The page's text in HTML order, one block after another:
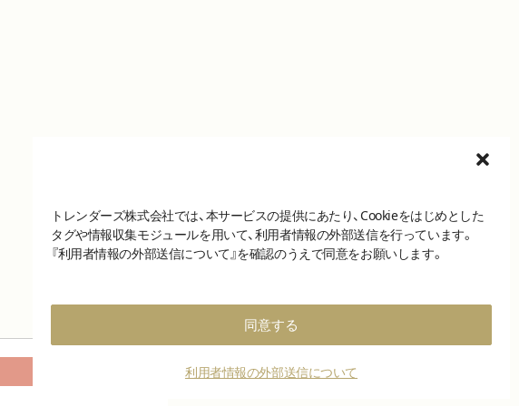
トレンダーズ株式会社では、本サービスの提供にあたり、Cookieをはじめとした
タグや情報収集モジュールを用いて、利用者情報の外部送信を行っています。
『利用者情報の外部送信について』を確認のうえで同意をお願いします。
同意する
利用者情報の外部送信について